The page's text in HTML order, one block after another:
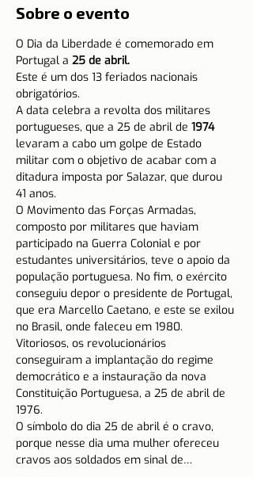
Sobre o evento
O Dia da Liberdade é comemorado em
Portugal a 25 de abril.
Este é um dos 13 feriados nacionais
obrigatórios.
A data celebra a revolta dos militares
portugueses, que a 25 de abril de 1974
levaram a cabo um golpe de Estado
militar com o objetivo de acabar com a
ditadura imposta por Salazar, que durou
41 anos.
O Movimento das Forças Armadas,
composto por militares que haviam
participado na Guerra Colonial e por
estudantes universitários, teve o apoio da
população portuguesa. No fim, o exército
conseguiu depor o presidente de Portugal,
que era Marcello Caetano, e este se exilou
no Brasil, onde faleceu em 1980.
Vitoriosos, os revolucionários
conseguiram a implantação do regime
democrático e a instauração da nova
Constituição Portuguesa, a 25 de abril de
1976.
O símbolo do dia 25 de abril é o cravo,
porque nesse dia uma mulher ofereceu
cravos aos soldados em sinal de…